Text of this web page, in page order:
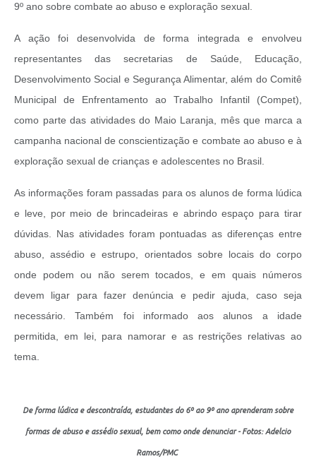
9º ano sobre combate ao abuso e exploração sexual.
A ação foi desenvolvida de forma integrada e envolveu
representantes das secretarias de Saúde, Educação,
Desenvolvimento Social e Segurança Alimentar, além do Comitê
Municipal de Enfrentamento ao Trabalho Infantil (Compet),
como parte das atividades do Maio Laranja, mês que marca a
campanha nacional de conscientização e combate ao abuso e à
exploração sexual de crianças e adolescentes no Brasil.
As informações foram passadas para os alunos de forma lúdica
e leve, por meio de brincadeiras e abrindo espaço para tirar
dúvidas. Nas atividades foram pontuadas as diferenças entre
abuso, assédio e estrupo, orientados sobre locais do corpo
onde podem ou não serem tocados, e em quais números
devem ligar para fazer denúncia e pedir ajuda, caso seja
necessário. Também foi informado aos alunos a idade
permitida, em lei, para namorar e as restrições relativas ao
tema.
De forma lúdica e descontraída, estudantes do 6º ao 9º ano aprenderam sobre
formas de abuso e assédio sexual, bem como onde denunciar - Fotos: Adelcio
Ramos/PMC